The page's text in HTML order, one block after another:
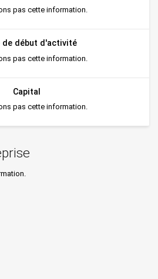
pas cette information.
de début d'activité
pas cette information.
Capital
pas cette information.